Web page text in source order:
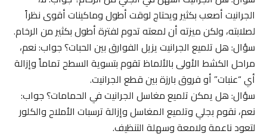
الجرانيت أصعب بكثير ويحتاج لوقت أطول وماكينات أقوى نظراً
لصلابته، ولكن ميزته أن لمعته تدوم لفترة أطول بكثير من الرخام.
سؤال: هل تلميع الجرانيت يزيل الفوارق بين الحبات؟ جواب: نعم،
مراحل الكشط الأولى بالألماظ تقوم بتسوية السطح تماماً وإزالة
أي “عنبات” أو فروق بارزة بين قطع الجرانيت.
سؤال: هل يمكن تلميع مغاسل الجرانيت في الحمامات؟ جواب:
نعم، نقوم بجلي وتلميع المغاسل وإزالة ترسبات الأملاح والكلور
لتعود ناعمة ولامعة وسهلة التنظيف.